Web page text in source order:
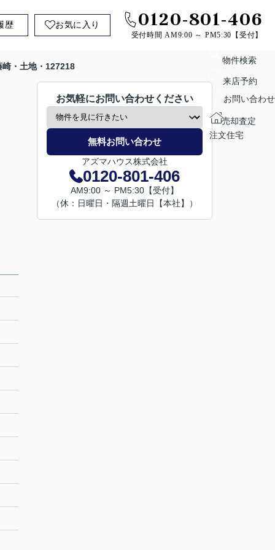
歴 お気に入り 0120-801-406
受付時間 AM9:00 ～ PM5:30【受付】
崎・土地・127218
お気軽にお問い合わせください
無料お問い合わせ
アズマハウス株式会社
0120-801-406
AM9:00 ～ PM5:30【受付】
（休：日曜日・隔週土曜日【本社】）
物件検索
来店予約
お問い合わせ
売却査定
注文住宅